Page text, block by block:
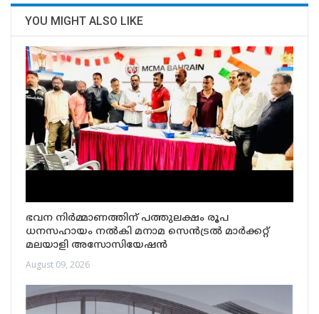
YOU MIGHT ALSO LIKE
ഭവന നിർമ്മാണത്തിന് പത്തുലക്ഷം രൂപ
ധനസഹായം നൽകി മനാമ സെൻട്രൽ മാർക്കറ്റ്
മലയാളി അസോസിയേഷൻ
August 09, 2026